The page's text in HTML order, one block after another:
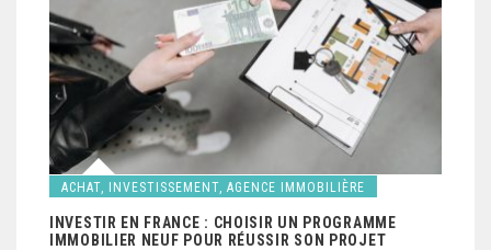
ACHAT, INVESTISSEMENT, AGENCE IMMOBILIÈRE
INVESTIR EN FRANCE : CHOISIR UN PROGRAMME
IMMOBILIER NEUF POUR RÉUSSIR SON PROJET